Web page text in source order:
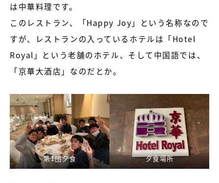
は中華料理です。
このレストラン、「Happy Joy」という名称なので
すが、レストランの入っているホテルは「Hotel
Royal」という老舗のホテル、そして中国語では、
「京華大酒店」なのだとか。
第1団夕食 夕食場所